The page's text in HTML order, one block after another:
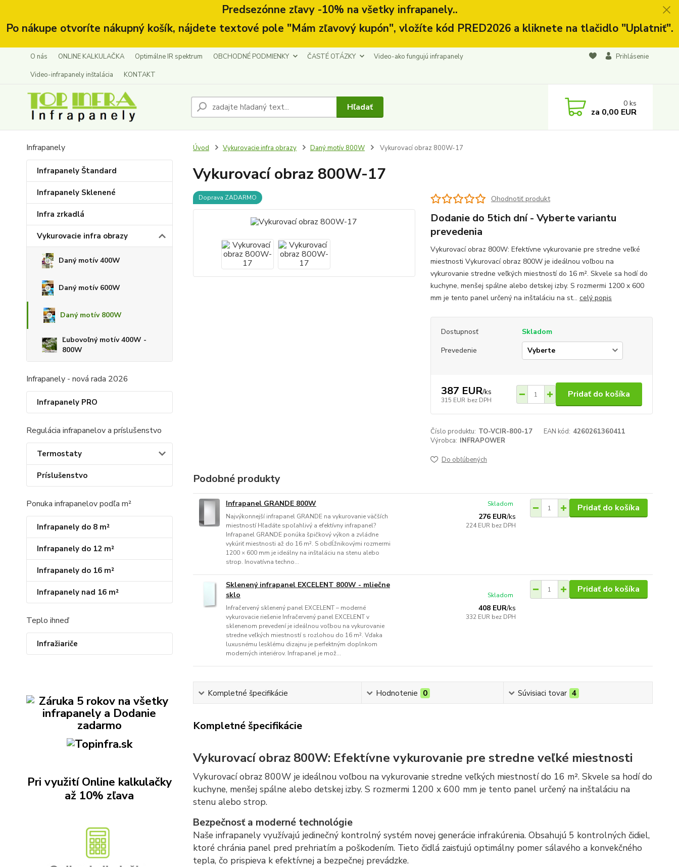
Predsezónne zľavy -10% na všetky infrapanely..
Po nákupe otvoríte nákupný košík, nájdete textové pole "Mám zľavový kupón", vložíte kód PRED2026 a kliknete na tlačidlo "Uplatniť".
O nás ONLINE KALKULAČKA Optimálne IR spektrum OBCHODNÉ PODMIENKY ČASTÉ OTÁZKY
Video-ako fungujú infrapanely
Video-infrapanely inštalácia
KONTAKT
Prihlásenie
Hľadať 0 ks
za 0,00 EUR
Infrapanely
Infrapanely Štandard
Infrapanely Sklenené
Infra zrkadlá
Vykurovacie infra obrazy
Daný motív 400W
Daný motív 600W
Daný motív 800W
Ľubovoľný motív 400W -
800W
Infrapanely - nová rada 2026
Infrapanely PRO
Regulácia infrapanelov a príslušenstvo
Termostaty
Príslušenstvo
Ponuka infrapanelov podľa m²
Infrapanely do 8 m²
Infrapanely do 12 m²
Infrapanely do 16 m²
Infrapanely nad 16 m²
Teplo ihneď
Infražiariče
Pri využití Online kalkulačky
až 10% zľava
Úvod Vykurovacie infra obrazy Daný motív 800W Vykurovací obraz 800W-17
Vykurovací obraz 800W-17
Doprava ZADARMO Ohodnotiť produkt
Dodanie do 5tich dní - Vyberte variantu
prevedenia
Vykurovací obraz 800W: Efektívne vykurovanie pre stredne veľké
miestnosti Vykurovací obraz 800W je ideálnou voľbou na
vykurovanie stredne veľkých miestností do 16 m². Skvele sa hodí do
kuchyne, menšej spálne alebo detskej izby. S rozmermi 1200 x 600
mm je tento panel určený na inštaláciu na st... celý popis
Dostupnosť
Skladom
Prevedenie
387 EUR/ks
315 EUR bez DPH
Pridať do košíka
Číslo produktu: TO-VCIR-800-17 EAN kód: 4260261360411
Výrobca: INFRAPOWER
Do obľúbených
Podobné produkty
Infrapanel GRANDE 800W
Najvýkonnejší infrapanel GRANDE na vykurovanie väčších
miestností Hľadáte spoľahlivý a efektívny infrapanel?
Infrapanel GRANDE ponúka špičkový výkon a zvládne
vykúriť miestnosti až do 16 m². S obdĺžnikovými rozmermi
1200 × 600 mm je ideálny na inštaláciu na stenu alebo
strop. Inovatívna techno...
276 EUR/ks
224 EUR bez DPH
Skladom Pridať do košíka
Sklenený infrapanel EXCELENT 800W - mliečne
sklo
Infračervený sklenený panel EXCELENT – moderné
vykurovacie riešenie Infračervený panel EXCELENT v
sklenenom prevedení je ideálnou voľbou na vykurovanie
stredne veľkých miestností s rozlohou do 16 m². Vďaka
luxusnému lesklému dizajnu je perfektným doplnkom
moderných interiérov. Infrapanel je mož...
408 EUR/ks
332 EUR bez DPH
Skladom
Pridať do košíka
Kompletné špecifikácie Hodnotenie 0 Súvisiaci tovar 4
Kompletné špecifikácie
Vykurovací obraz 800W: Efektívne vykurovanie pre stredne veľké miestnosti
Vykurovací obraz 800W je ideálnou voľbou na vykurovanie stredne veľkých miestností do 16 m². Skvele sa hodí do
kuchyne, menšej spálne alebo detskej izby. S rozmermi 1200 x 600 mm je tento panel určený na inštaláciu na
stenu alebo strop.
Bezpečnosť a moderné technológie
Naše infrapanely využívajú jedinečný kontrolný systém novej generácie infrakúrenia. Obsahujú 5 kontrolných čidiel,
ktoré chránia panel pred prehriatím a poškodením. Tieto čidlá zaisťujú optimálny pomer sálavého a konvekčného
tepla, čo prispieva k efektívnej a bezpečnej prevádzke.